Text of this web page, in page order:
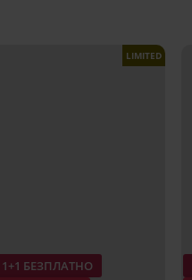
1+1 БЕЗПЛАТНО
LIMITED